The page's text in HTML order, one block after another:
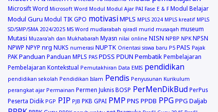
Microsift Word Microsoft Word Modul Modul Ajar PAI Fase E & F Modul Belajar
Modul Guru Modul TIK GPO motivasiMPLS MPLS 2024 MPLS kreatif MPLS
SD/SMP/SMA 2024/2025 MS Word mudlarabah qiradl murid musaqah museum
Mutasi Muzara'ah dan Mukhabarah Myasn nilai online NISN NPBP NPK NPSN
NPWP NPYP nrg NUKS numerasi NUPTK Orientasi siswa baru P5 PAIS Pajak
PAK Panduan Panduan MPLS PAS PDSS PDUN Pembatik Pembelajaran
Pembelajaran Kontekstual Pemutakhiran Data EMIS pendidikan
pendidikan sekolah Pendidikan Islam Pendis Penyusunan Kurikulum
perangkat ajar Permainan Permen Juknis BOSP PerMenDikBud PerPus
Peserta Didik PGP PIP PJB PKB GPAI PMP PNS PPDB PPGPPG Daljab